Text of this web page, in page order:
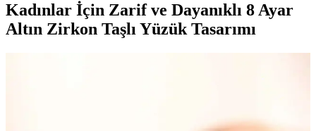
Kadınlar İçin Zarif ve Dayanıklı 8 Ayar
Altın Zirkon Taşlı Yüzük Tasarımı